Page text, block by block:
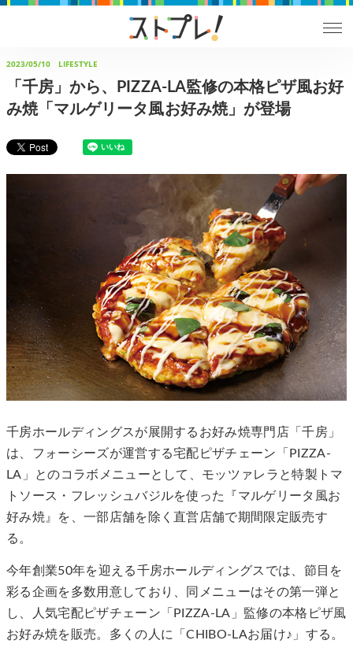
2023/05/10 LIFESTYLE
「千房」から、PIZZA-LA監修の本格ピザ風お好
み焼「マルゲリータ風お好み焼」が登場
千房ホールディングスが展開するお好み焼専門店「千房」
は、フォーシーズが運営する宅配ピザチェーン「PIZZA-
LA」とのコラボメニューとして、モッツァレラと特製トマ
トソース・フレッシュバジルを使った『マルゲリータ風お
好み焼』を、一部店舗を除く直営店舗で期間限定販売す
る。
今年創業50年を迎える千房ホールディングスでは、節目を
彩る企画を多数用意しており、同メニューはその第一弾と
し、人気宅配ピザチェーン「PIZZA-LA」監修の本格ピザ風
お好み焼を販売。多くの人に「CHIBO-LAお届け♪」する。